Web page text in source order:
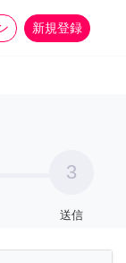
新規登録
more_horiz
3
送信